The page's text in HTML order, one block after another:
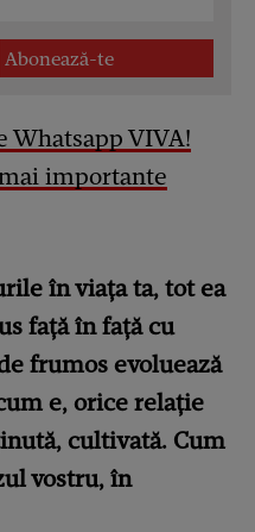
Whatsapp VIVA!
importante
în viața ta, tot ea
față în față cu
frumos evoluează
e, orice relație
cultivată. Cum
vostru, în